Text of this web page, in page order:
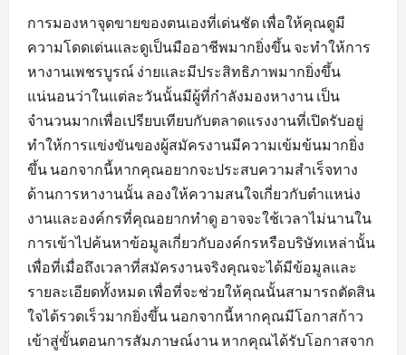
การมองหาจุดขายของตนเองที่เด่นชัด เพื่อให้คุณดูมี
ความโดดเด่นและดูเป็นมืออาชีพมากยิ่งขึ้น จะทำให้การ
หางานเพชรบูรณ์ ง่ายและมีประสิทธิภาพมากยิ่งขึ้น
แน่นอนว่าในแต่ละวันนั้นมีผู้ที่กำลังมองหางาน เป็น
จำนวนมากเพื่อเปรียบเทียบกับตลาดแรงงานที่เปิดรับอยู่
ทำให้การแข่งขันของผู้สมัครงานมีความเข้มข้นมากยิ่ง
ขึ้น นอกจากนี้หากคุณอยากจะประสบความสำเร็จทาง
ด้านการหางานนั้น ลองให้ความสนใจเกี่ยวกับตำแหน่ง
งานและองค์กรที่คุณอยากทำดู อาจจะใช้เวลาไม่นานใน
การเข้าไปค้นหาข้อมูลเกี่ยวกับองค์กรหรือบริษัทเหล่านั้น
เพื่อที่เมื่อถึงเวลาที่สมัครงานจริงคุณจะได้มีข้อมูลและ
รายละเอียดทั้งหมด เพื่อที่จะช่วยให้คุณนั้นสามารถตัดสิน
ใจได้รวดเร็วมากยิ่งขึ้น นอกจากนี้หากคุณมีโอกาสก้าว
เข้าสู่ขั้นตอนการสัมภาษณ์งาน หากคุณได้รับโอกาสจาก